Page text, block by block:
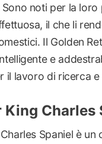
noti per la loro
il che li
Il Golden
e
il lavoro di ricerca
King Charles
Spaniel è un